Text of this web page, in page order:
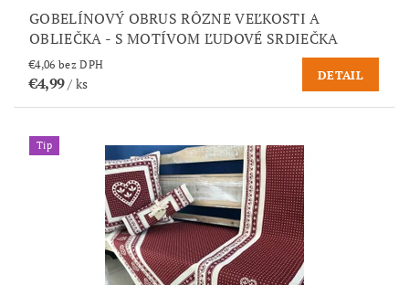
GOBELÍNOVÝ OBRUS RÔZNE VEĽKOSTI A
OBLIEČKA - S MOTÍVOM ĽUDOVÉ SRDIEČKA
€4,06 bez DPH
€4,99/ ks
DETAIL
Tip